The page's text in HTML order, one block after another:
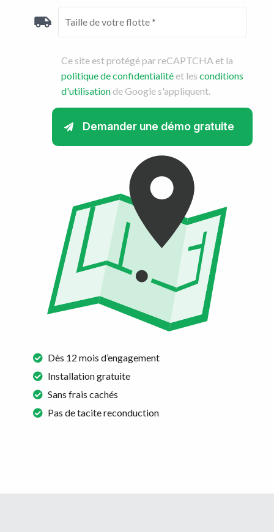
Ce site est protégé par reCAPTCHA et la
politique de confidentialité et les conditions
d'utilisation de Google s'appliquent.
Dès 12 mois d’engagement
Installation gratuite
Sans frais cachés
Pas de tacite reconduction